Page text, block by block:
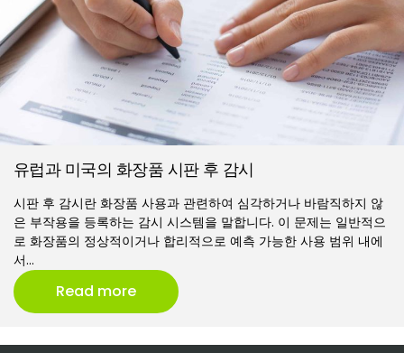
유럽과 미국의 화장품 시판 후 감시
시판 후 감시란 화장품 사용과 관련하여 심각하거나 바람직하지 않
은 부작용을 등록하는 감시 시스템을 말합니다. 이 문제는 일반적으
로 화장품의 정상적이거나 합리적으로 예측 가능한 사용 범위 내에
서…
Read more